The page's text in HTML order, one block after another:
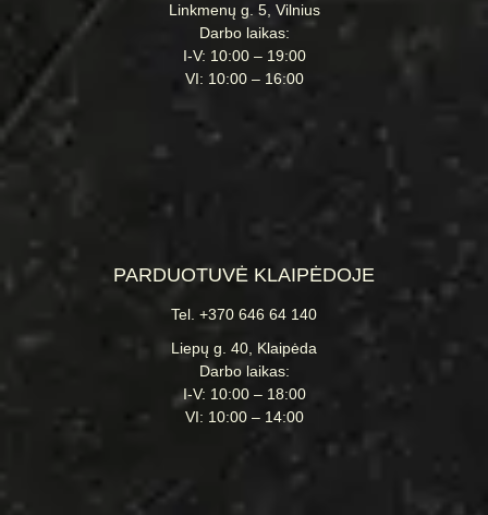
Linkmenų g. 5, Vilnius
Darbo laikas:
I-V: 10:00 – 19:00
VI: 10:00 – 16:00
PARDUOTUVĖ KLAIPĖDOJE
Tel. +370 646 64 140
Liepų g. 40, Klaipėda
Darbo laikas:
I-V: 10:00 – 18:00
VI: 10:00 – 14:00